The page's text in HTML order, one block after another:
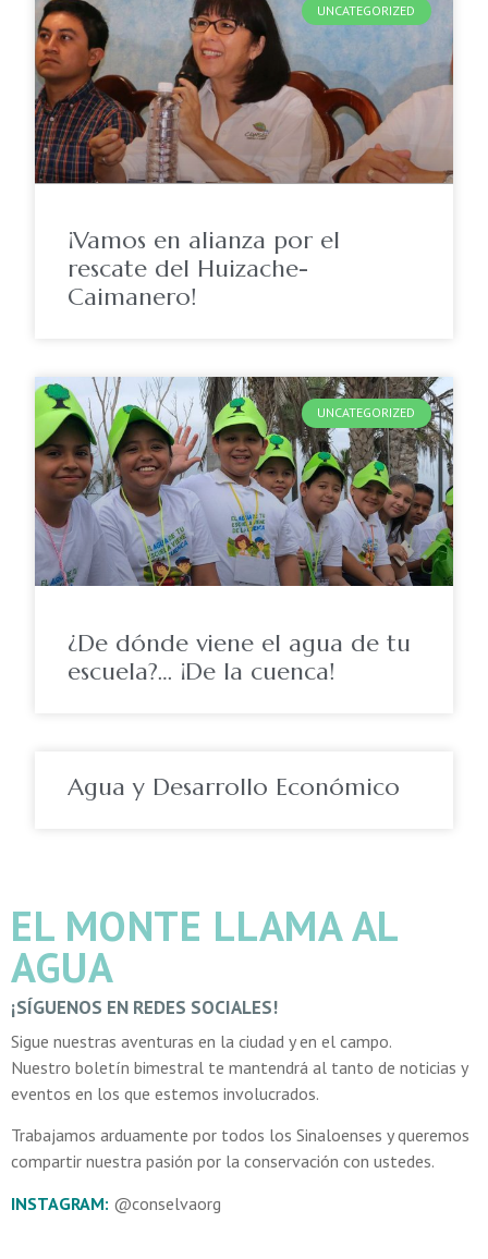
UNCATEGORIZED
¡Vamos en alianza por el
rescate del Huizache-
Caimanero!
UNCATEGORIZED
¿De dónde viene el agua de tu
escuela?… ¡De la cuenca!
Agua y Desarrollo Económico
EL MONTE LLAMA AL
AGUA
¡SÍGUENOS EN REDES SOCIALES!
Sigue nuestras aventuras en la ciudad y en el campo.
Nuestro boletín bimestral te mantendrá al tanto de noticias y
eventos en los que estemos involucrados.
Trabajamos arduamente por todos los Sinaloenses y queremos
compartir nuestra pasión por la conservación con ustedes.
INSTAGRAM: @conselvaorg